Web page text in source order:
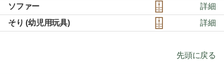
ソファー
詳細
そり (幼児用玩具)
詳細
先頭に戻る